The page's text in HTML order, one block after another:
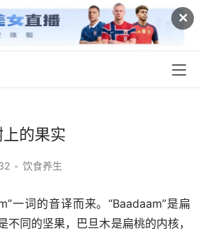
✕
的果实
• 饮食养生
一词的音译而来。“Baadaam”是扁
不同的坚果，巴旦木是扁桃的内核，